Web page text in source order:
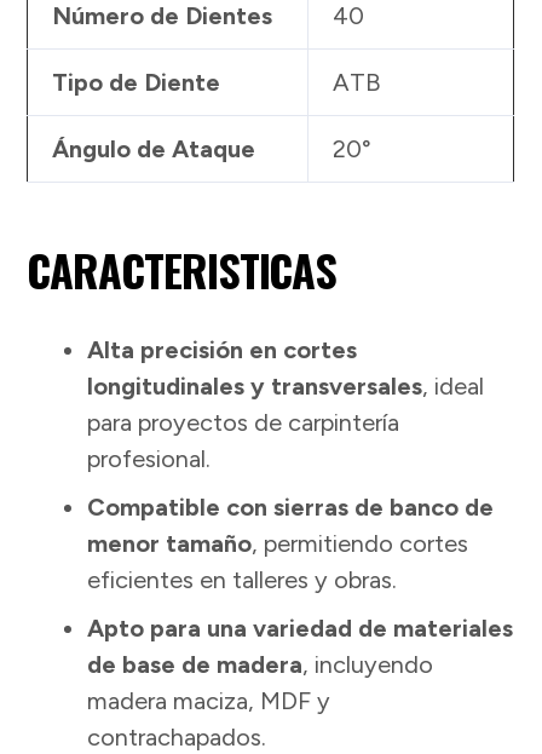
Número de Dientes 40
Tipo de Diente ATB
Ángulo de Ataque 20°
CARACTERISTICAS
Alta precisión en cortes
longitudinales y transversales, ideal
para proyectos de carpintería
profesional.
Compatible con sierras de banco de
menor tamaño, permitiendo cortes
eficientes en talleres y obras.
Apto para una variedad de materiales
de base de madera, incluyendo
madera maciza, MDF y
contrachapados.